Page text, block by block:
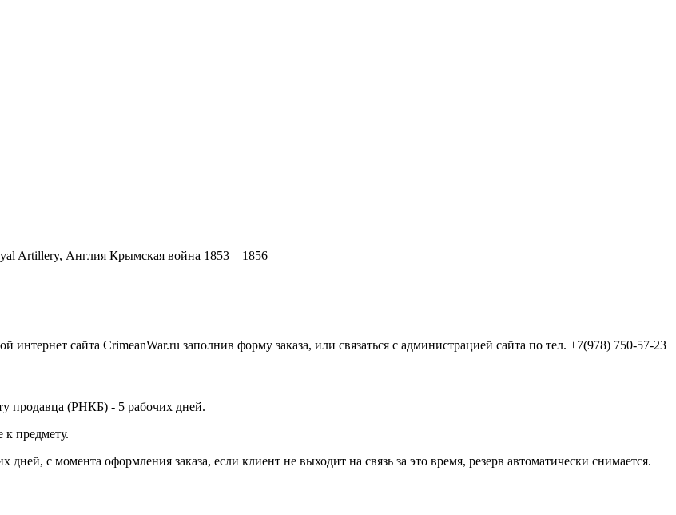
Artillery, Англия Крымская война 1853 – 1856
интернет сайта CrimeanWar.ru заполнив форму заказа, или связаться с администрацией сайта по тел. +7(978) 750-57-23
продавца (РНКБ) - 5 рабочих дней.
предмету.
дней, с момента оформления заказа, если клиент не выходит на связь за это время, резерв автоматически снимается.